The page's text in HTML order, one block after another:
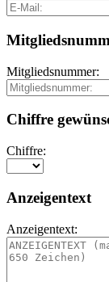
Mitgliedsnummer:
Chiffre
Chiffre:
Anzeigentext
Anzeigentext: